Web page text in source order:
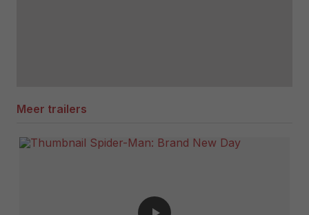
Meer trailers